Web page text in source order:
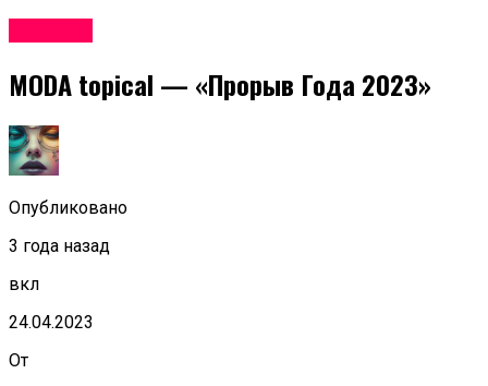
MODA topical — «Прорыв Года 2023»
Опубликовано
3 года назад
вкл
24.04.2023
От